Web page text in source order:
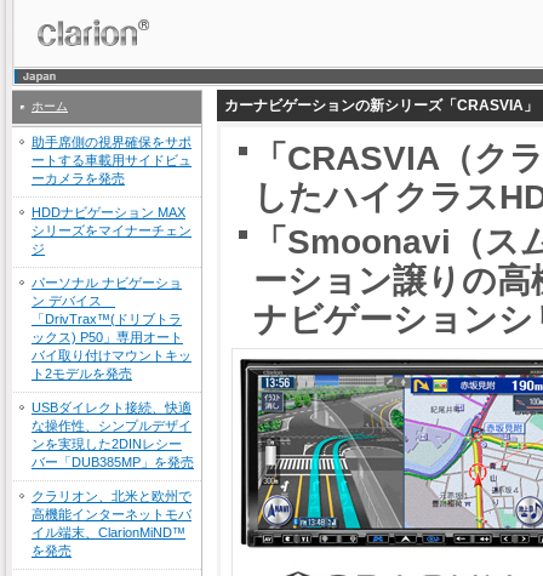
ホーム
助手席側の視界確保をサポ
ートする車載用サイドビュ
ーカメラを発売
HDDナビゲーション MAX
シリーズをマイナーチェン
ジ
パーソナル ナビゲーショ
ン デバイス
「DrivTrax™(ドリブトラ
ックス) P50」専用オート
バイ取り付けマウントキッ
ト2モデルを発売
USBダイレクト接続、快適
な操作性、シンプルデザイ
ンを実現した2DINレシー
バー「DUB385MP」を発売
クラリオン、北米と欧州で
高機能インターネットモバ
イル端末、ClarionMiND™
を発売
カーナビゲーションの新シリーズ「CRASVIA
「CRASVIA（ク
したハイクラス
「Smoonavi（ス
ーション譲りの
ナビゲーションシ